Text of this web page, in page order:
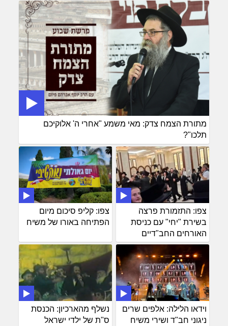
מתורת הצמח צדק: מאי משמע "אחרי ה' אלוקיכם
תלכו"?
צפו: קליפ סיכום מיום
הפתיחה באורו של משיח
צפו: התזמורת פרצה
בשירת "יחי" עם כניסת
האורחים החב"דיים
נשלף מהארכיון: הכנסת
ס"ת של ילדי ישראל
וידאו הלילה: אלפים שרים
ניגוני חב"ד ושירי משיח